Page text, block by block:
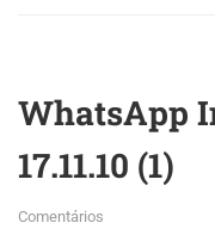
WhatsApp
17.11.10 (1)
Comentários